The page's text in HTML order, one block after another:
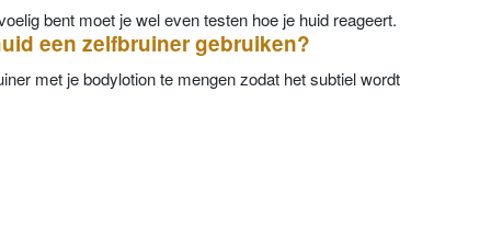
bent moet je wel even testen hoe je huid reageert.
een zelfbruiner gebruiken?
met je bodylotion te mengen zodat het subtiel wordt